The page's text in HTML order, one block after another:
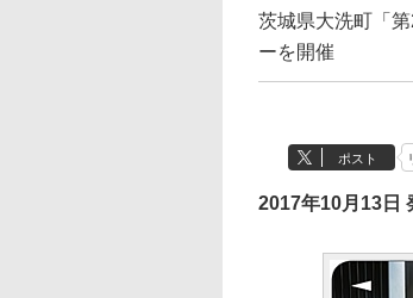
茨城県大洗町「
ーを開催
ポスト
2017年10月13日